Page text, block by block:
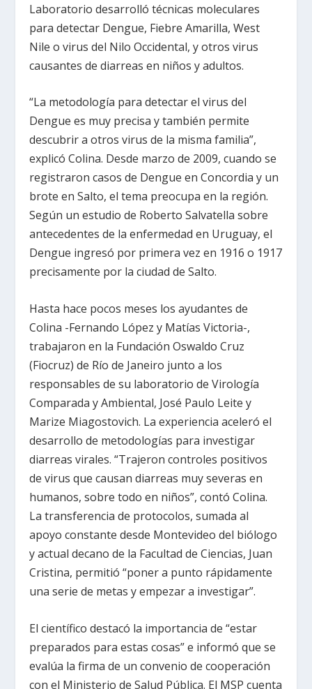
Laboratorio desarrolló técnicas moleculares
para detectar Dengue, Fiebre Amarilla, West
Nile o virus del Nilo Occidental, y otros virus
causantes de diarreas en niños y adultos.
“La metodología para detectar el virus del
Dengue es muy precisa y también permite
descubrir a otros virus de la misma familia”,
explicó Colina. Desde marzo de 2009, cuando se
registraron casos de Dengue en Concordia y un
brote en Salto, el tema preocupa en la región.
Según un estudio de Roberto Salvatella sobre
antecedentes de la enfermedad en Uruguay, el
Dengue ingresó por primera vez en 1916 o 1917
precisamente por la ciudad de Salto.
Hasta hace pocos meses los ayudantes de
Colina -Fernando López y Matías Victoria-,
trabajaron en la Fundación Oswaldo Cruz
(Fiocruz) de Río de Janeiro junto a los
responsables de su laboratorio de Virología
Comparada y Ambiental, José Paulo Leite y
Marize Miagostovich. La experiencia aceleró el
desarrollo de metodologías para investigar
diarreas virales. “Trajeron controles positivos
de virus que causan diarreas muy severas en
humanos, sobre todo en niños”, contó Colina.
La transferencia de protocolos, sumada al
apoyo constante desde Montevideo del biólogo
y actual decano de la Facultad de Ciencias, Juan
Cristina, permitió “poner a punto rápidamente
una serie de metas y empezar a investigar”.
El científico destacó la importancia de “estar
preparados para estas cosas” e informó que se
evalúa la firma de un convenio de cooperación
con el Ministerio de Salud Pública. El MSP cuenta